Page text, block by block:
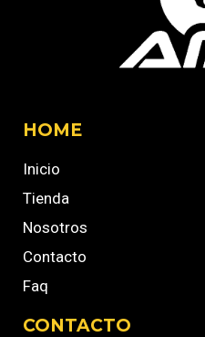
HOME
Inicio
Tienda
Nosotros
Contacto
Faq
CONTACTO